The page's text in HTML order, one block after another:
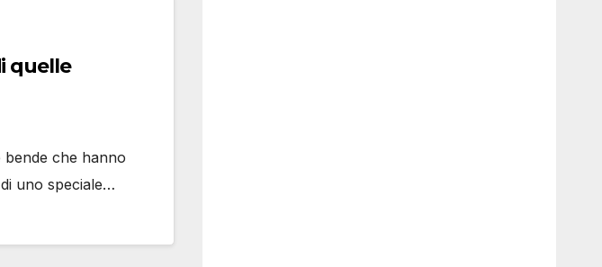
quelle
che hanno
uno speciale…